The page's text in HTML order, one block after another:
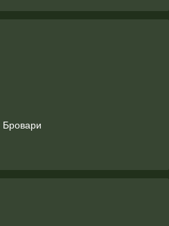
Бровари